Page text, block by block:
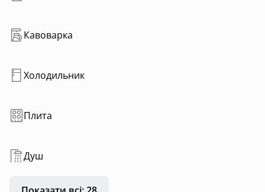
Кавоварка
Холодильник
Плита
Душ